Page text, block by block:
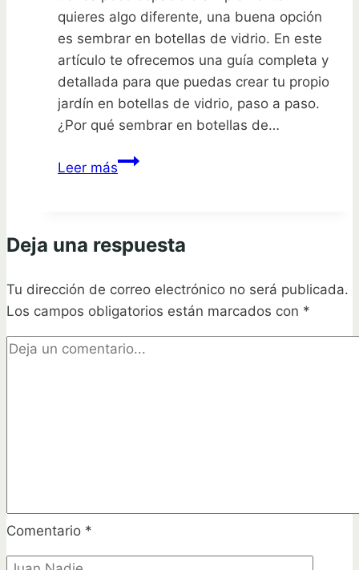
quieres algo diferente, una buena opción
es sembrar en botellas de vidrio. En este
artículo te ofrecemos una guía completa y
detallada para que puedas crear tu propio
jardín en botellas de vidrio, paso a paso.
¿Por qué sembrar en botellas de…
Leer másSiembra
botellas
vidrio:
Guía
paso
a
Deja una respuesta
Tu dirección de correo electrónico no será publicada.
Los campos obligatorios están marcados con *
Comentario *